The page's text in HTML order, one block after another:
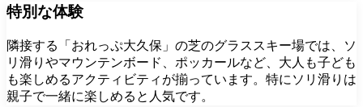
特別な体験
隣接する「おれっぷ大久保」の芝のグラススキー場では、ソ
リ滑りやマウンテンボード、ポッカールなど、大人も子ども
も楽しめるアクティビティが揃っています。特にソリ滑りは
親子で一緒に楽しめると人気です。